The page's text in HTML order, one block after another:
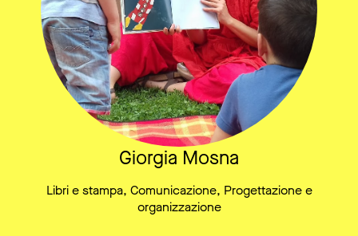
Giorgia Mosna
Libri e stampa, Comunicazione, Progettazione e
organizzazione